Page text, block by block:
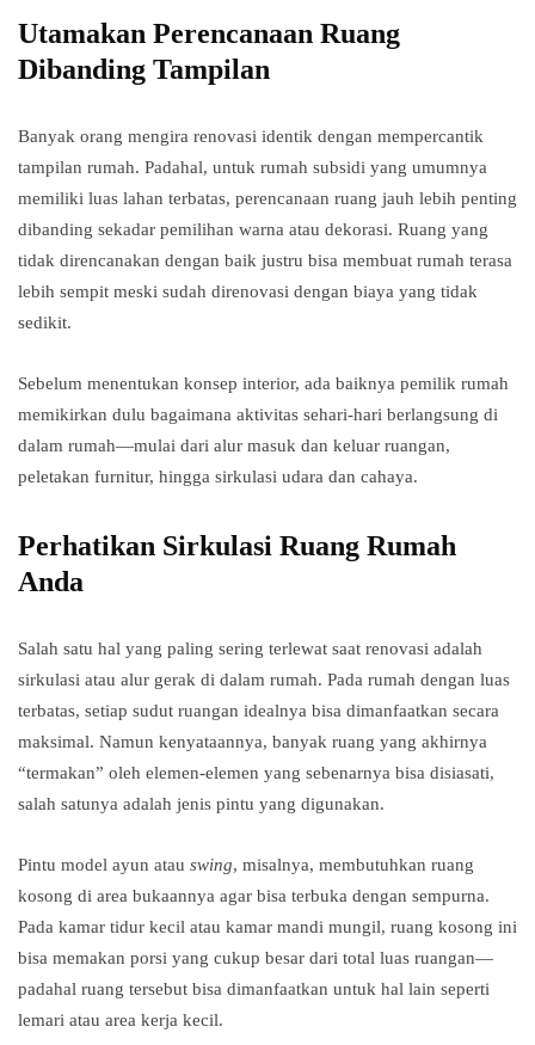
Utamakan Perencanaan Ruang
Dibanding Tampilan
Banyak orang mengira renovasi identik dengan mempercantik
tampilan rumah. Padahal, untuk rumah subsidi yang umumnya
memiliki luas lahan terbatas, perencanaan ruang jauh lebih penting
dibanding sekadar pemilihan warna atau dekorasi. Ruang yang
tidak direncanakan dengan baik justru bisa membuat rumah terasa
lebih sempit meski sudah direnovasi dengan biaya yang tidak
sedikit.
Sebelum menentukan konsep interior, ada baiknya pemilik rumah
memikirkan dulu bagaimana aktivitas sehari-hari berlangsung di
dalam rumah—mulai dari alur masuk dan keluar ruangan,
peletakan furnitur, hingga sirkulasi udara dan cahaya.
Perhatikan Sirkulasi Ruang Rumah
Anda
Salah satu hal yang paling sering terlewat saat renovasi adalah
sirkulasi atau alur gerak di dalam rumah. Pada rumah dengan luas
terbatas, setiap sudut ruangan idealnya bisa dimanfaatkan secara
maksimal. Namun kenyataannya, banyak ruang yang akhirnya
“termakan” oleh elemen-elemen yang sebenarnya bisa disiasati,
salah satunya adalah jenis pintu yang digunakan.
Pintu model ayun atau swing, misalnya, membutuhkan ruang
kosong di area bukaannya agar bisa terbuka dengan sempurna.
Pada kamar tidur kecil atau kamar mandi mungil, ruang kosong ini
bisa memakan porsi yang cukup besar dari total luas ruangan—
padahal ruang tersebut bisa dimanfaatkan untuk hal lain seperti
lemari atau area kerja kecil.